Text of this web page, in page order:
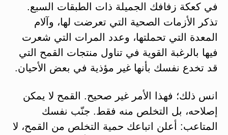
في كعكة زفافك الجميلة ذات الطبقات السبع.
تذكر الأزمات الصحية التي تعرضت لها، وآلام
المعدة التي تحملتها، وعدد المرات التي شعرت
فيها بالرغبة القوية في تناول منتجات القمح التي
قد تخدع نفسك بأنها غير مؤذية في بعض الأحيان.
انس ذلك؛ فهذا الأمر غير صحيح. القمح لا يمكن
إصلاحه، بل التخلص منه فقط. جنّب نفسك
المتاعب: أعلن اتباعك حمية التخلص من القمح، لا